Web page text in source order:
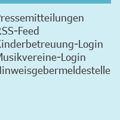
Feed
Login
Login